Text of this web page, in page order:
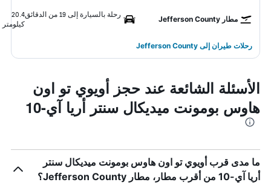
مطار Jefferson County
رحلة بالسيارة إلى 19 من الدقائق
20.4
كيلومتر
رحلات طيران إلى Jefferson County
الأسئلة الشائعة عند حجز أويوي تو اون
هاوس بومونت ميديكال سنتر أريا آي-10
ما مدى قرب أويوي تو اون هاوس بومونت ميديكال سنتر
أريا آي-10 من أقرب مطار، مطار Jefferson County؟